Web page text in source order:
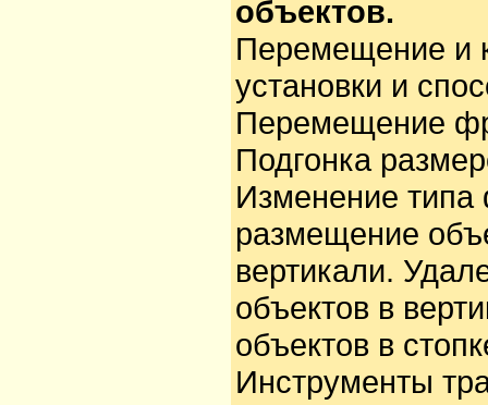
объектов.
Перемещение и
установки и
Перемещение
Подгонка
Изменение
размещение
вертикали.
объектов в
объектов в
Инструменты